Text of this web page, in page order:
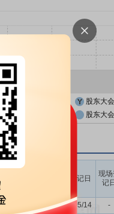
日
股东大
日前一交易日 股东大
召开时间
股权登记日
现场
记日
日
19 2026/05/14 -